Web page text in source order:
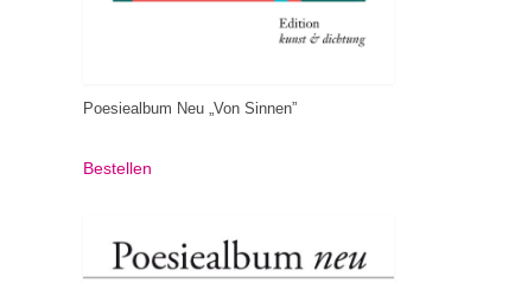
Poesiealbum Neu „Von Sinnen”
Bestellen